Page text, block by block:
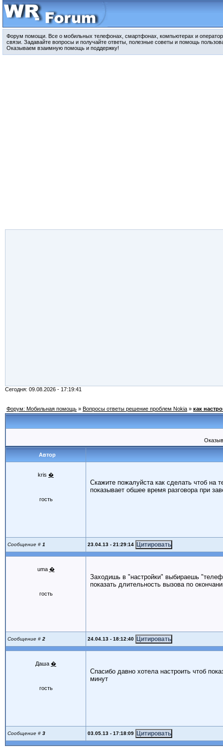
Форум помощи. Все о мобильных телефонах, смартфонах, компьютерах и
связи. Задавайте вопросы и получайте ответы, полезные советы и помощь
Оказываем взаимную помощь и поддержку!
Сегодня: 09.08.2026 - 17:19:41
Форум: Мобильная помощь » Вопросы ответы решение проблем Nokia » как
Автор
kris �
гость
Скажите пожалуйста как сделать чтоб на
показывает обшее время разговора при
Сообщение # 1 23.04.13 - 21:29:14
uma �
гость
Заходишь в "настройки" выбираешь
показать длительность вызова по
Сообщение # 2 24.04.13 - 18:12:40
Даша �
гость
Спасибо давно хотела настроить чтоб
минут
Сообщение # 3 03.05.13 - 17:18:09